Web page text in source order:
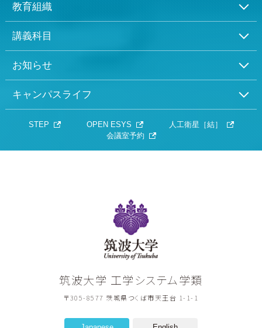
教育組織
講義科目
お知らせ
キャンパスライフ
STEP OPEN ESYS
人工衛星［結］
会議室予約
筑波大学
筑波大学 工学システム学類
〒305-8577 茨城県つくば市天王台 1-1-1